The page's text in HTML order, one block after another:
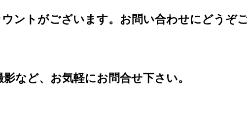
ントがございます。お問い合わせにどうぞ
など、お気軽にお問合せ下さい。